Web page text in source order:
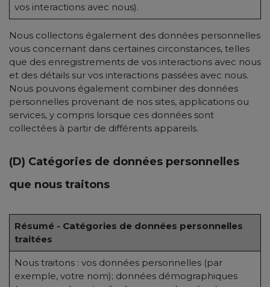
vos interactions avec nous).
Nous collectons également des données personnelles
vous concernant dans certaines circonstances, telles
que des enregistrements de vos interactions avec nous
et des détails sur vos interactions passées avec nous.
Nous pouvons également combiner des données
personnelles provenant de nos sites, applications ou
services, y compris lorsque ces données sont
collectées à partir de différents appareils.
(D) Catégories de données personnelles
que nous traitons
Résumé - Catégories de données personnelles
traitées
Nous traitons : vos données personnelles (par
exemple, votre nom); données démographiques